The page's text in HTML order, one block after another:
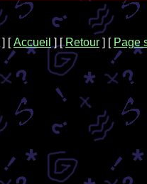
] [Accueil ] [Retour ] [ Page